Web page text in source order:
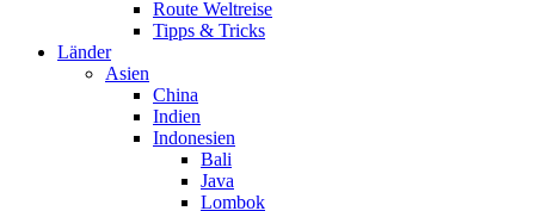
Route Weltreise
Tipps & Tricks
Länder
Asien
China
Indien
Indonesien
Bali
Java
Lombok